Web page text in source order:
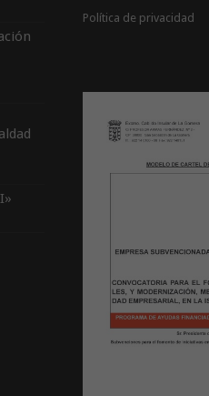
Política de privacidad